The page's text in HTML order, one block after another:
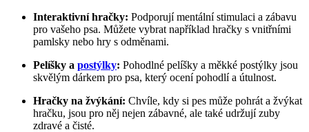
Interaktivní hračky: Podporují mentální stimulaci a zábavu
pro vašeho psa. Můžete vybrat například hračky s vnitřními
pamlsky nebo hry s odměnami.
Pelíšky a postýlky: Pohodlné pelíšky a měkké postýlky jsou
skvělým dárkem pro psa, který ocení pohodlí a útulnost.
Hračky na žvýkání: Chvíle, kdy si pes může pohrát a žvýkat
hračku, jsou pro něj nejen zábavné, ale také udržují zuby
zdravé a čisté.